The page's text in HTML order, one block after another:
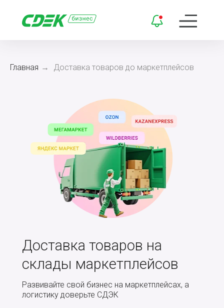
Главная → Доставка товаров до маркетплейсов
Доставка товаров на
склады маркетплейсов
Развивайте cвой бизнес на маркетплейсах, а
логистику доверьте СДЭК